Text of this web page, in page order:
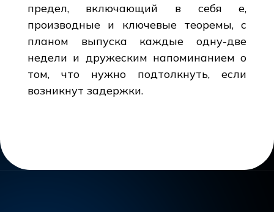
предел, включающий в себя e,
производные и ключевые теоремы, с
планом выпуска каждые одну-две
недели и дружеским напоминанием о
том, что нужно подтолкнуть, если
возникнут задержки.